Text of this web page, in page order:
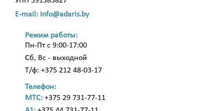
E-mail: info@adaris.by
Режим работы:
Пн-Пт с 9:00-17:00
Сб, Вс - выходной
Т/ф: +375 212 48-03-17
Телефон:
МТС: +375 29 731-77-11